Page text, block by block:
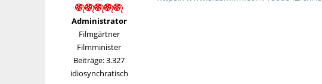
Administrator
Filmgärtner
Filmminister
Beiträge: 3.327
idiosynchratisch